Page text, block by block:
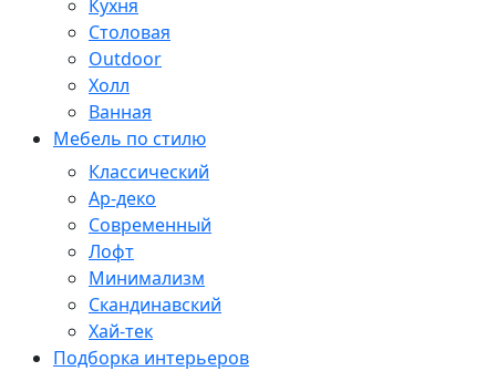
Кухня
Столовая
Outdoor
Холл
Ванная
Мебель по стилю
Классический
Ар-деко
Современный
Лофт
Минимализм
Скандинавский
Хай-тек
Подборка интерьеров